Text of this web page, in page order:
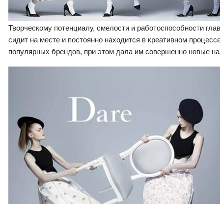
Творческому потенциалу, смелости и работоспособности
сидит на месте и постоянно находится в креативном
популярных брендов, при этом дала им совершенно новые